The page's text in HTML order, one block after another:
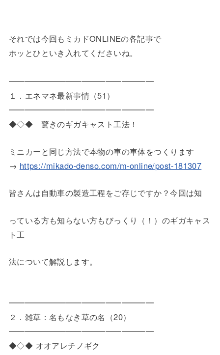
それでは今回もミカドONLINEの各記事で
ホッとひといき入れてくださいね。
━━━━━━━━━━━━━━━━━━
１．エネマネ最新事情（51）
━━━━━━━━━━━━━━━━━━
◆◇◆ 驚きのギガキャスト工法！
ミニカーと同じ方法で本物の車の車体をつくります
→ https://mikado-denso.com/m-online/post-181307
皆さんは自動車の製造工程をご存じですか？今回は知
っている方も知らない方もびっくり（！）のギガキャス
ト工
法について解説します。
━━━━━━━━━━━━━━━━━━
２．雑草：名もなき草の名（20）
━━━━━━━━━━━━━━━━━━
◆◇◆ オオアレチノギク